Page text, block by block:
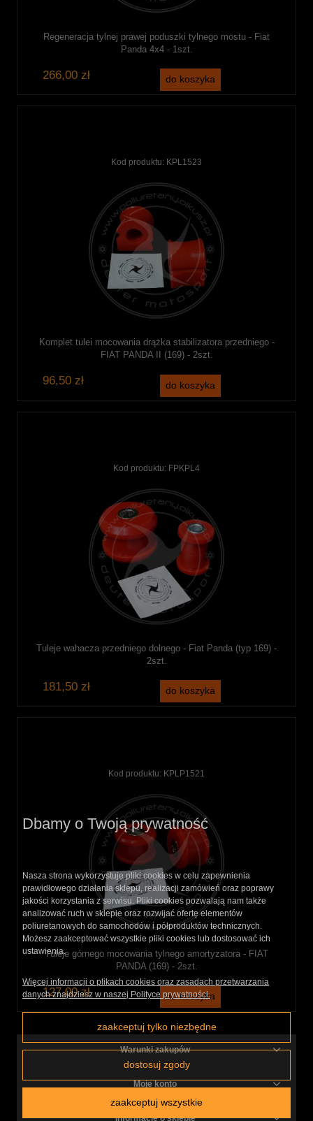
Regeneracja tylnej prawej poduszki tylnego mostu - Fiat
Panda 4x4 - 1szt.
266,00 zł do koszyka
Kod produktu: KPL1523
Komplet tulei mocowania drążka stabilizatora przedniego -
FIAT PANDA II (169) - 2szt.
96,50 zł do koszyka
Kod produktu: FPKPL4
Tuleje wahacza przedniego dolnego - Fiat Panda (typ 169) -
2szt.
181,50 zł do koszyka
Kod produktu: KPLP1521
Tuleje górnego mocowania tylnego amortyzatora - FIAT
PANDA (169) - 2szt.
127,00 zł do koszyka
Warunki zakupów
Moje konto
Informacje o sklepie
Dbamy o Twoją prywatność
Nasza strona wykorzystuje pliki cookies w celu zapewnienia
prawidłowego działania sklepu, realizacji zamówień oraz poprawy
jakości korzystania z serwisu. Pliki cookies pozwalają nam także
analizować ruch w sklepie oraz rozwijać ofertę elementów
poliuretanowych do samochodów i półproduktów technicznych.
Możesz zaakceptować wszystkie pliki cookies lub dostosować ich
ustawienia.
Więcej informacji o plikach cookies oraz zasadach przetwarzania
danych znajdziesz w naszej Polityce prywatności.
zaakceptuj tylko niezbędne
dostosuj zgody
zaakceptuj wszystkie